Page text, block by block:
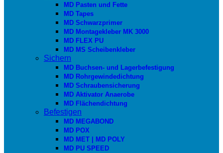
MD Pasten und Fette
MD Tapes
MD Schwarzprimer
MD Montagekleber MK 3000
MD FLEX PU
MD MS Scheibenkleber
Sichern
MD Buchsen- und Lagerbefestigung
MD Rohrgewindedichtung
MD Schraubensicherung
MD Aktivator Anaerobe
MD Flächendichtung
Befestigen
MD MEGABOND
MD POX
MD MET | MD POLY
MD PU SPEED